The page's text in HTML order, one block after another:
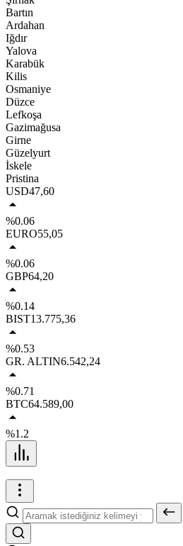
Bartın
Ardahan
Iğdır
Yalova
Karabük
Kilis
Osmaniye
Düzce
Lefkoşa
Gazimağusa
Girne
Güzelyurt
İskele
Pristina
USD47,60
%0.06
EURO55,05
%0.06
GBP64,20
%0.14
BIST13.775,36
%0.53
GR. ALTIN6.542,24
%0.71
BTC64.589,00
%1.2